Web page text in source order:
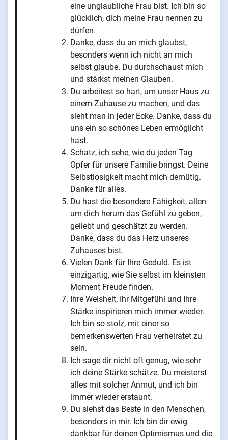
eine unglaubliche Frau bist. Ich bin so
glücklich, dich meine Frau nennen zu
dürfen.
Danke, dass du an mich glaubst,
besonders wenn ich nicht an mich
selbst glaube. Du durchschaust mich
und stärkst meinen Glauben.
Du arbeitest so hart, um unser Haus zu
einem Zuhause zu machen, und das
sieht man in jeder Ecke. Danke, dass du
uns ein so schönes Leben ermöglicht
hast.
Schatz, ich sehe, wie du jeden Tag
Opfer für unsere Familie bringst. Deine
Selbstlosigkeit macht mich demütig.
Danke für alles.
Du hast die besondere Fähigkeit, allen
um dich herum das Gefühl zu geben,
geliebt und geschätzt zu werden.
Danke, dass du das Herz unseres
Zuhauses bist.
Vielen Dank für Ihre Geduld. Es ist
einzigartig, wie Sie selbst im kleinsten
Moment Freude finden.
Ihre Weisheit, Ihr Mitgefühl und Ihre
Stärke inspirieren mich immer wieder.
Ich bin so stolz, mit einer so
bemerkenswerten Frau verheiratet zu
sein.
Ich sage dir nicht oft genug, wie sehr
ich deine Stärke schätze. Du meisterst
alles mit solcher Anmut, und ich bin
immer wieder erstaunt.
Du siehst das Beste in den Menschen,
besonders in mir. Ich bin dir ewig
dankbar für deinen Optimismus und die